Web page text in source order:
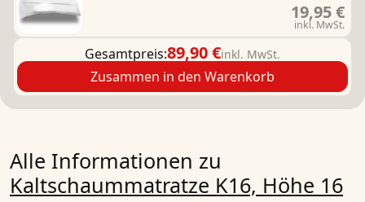
19,95 €
inkl. MwSt.
Gesamtpreis:89,90 €inkl. MwSt.
Zusammen in den Warenkorb
Alle Informationen zu
Kaltschaummatratze K16, Höhe 16